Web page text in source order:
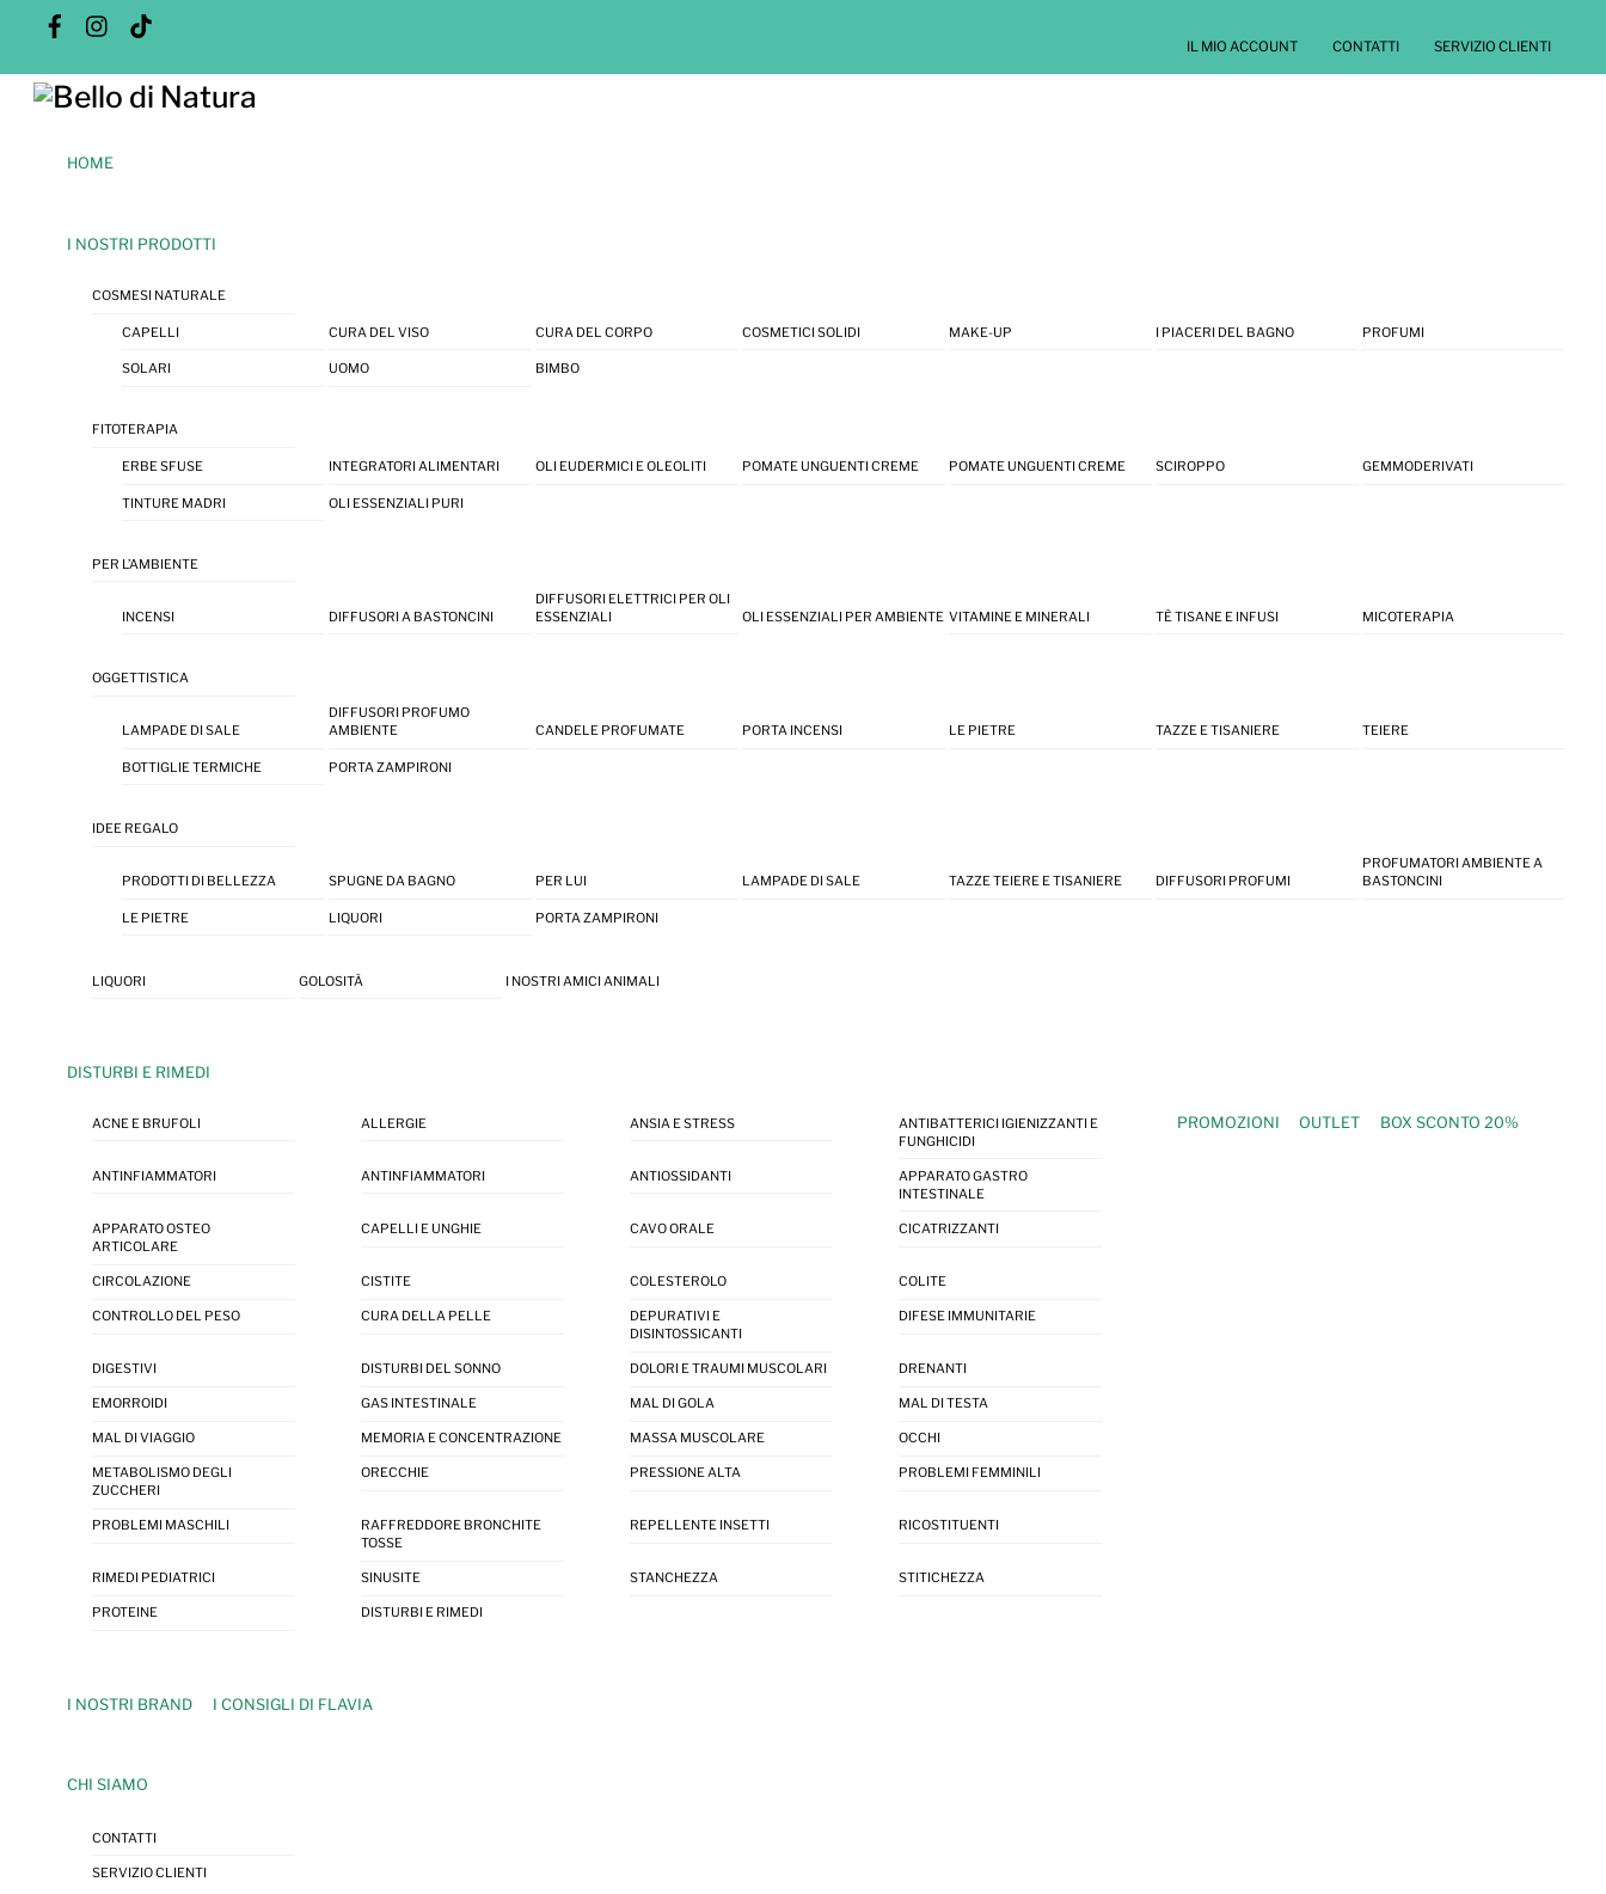
content
FacebookInstagram
IL MIO ACCOUNT CONTATTI SERVIZIO CLIENTI
Menu
HOME
I NOSTRI PRODOTTI
COSMESI NATURALE
CAPELLI CURA DEL VISO CURA DEL CORPO COSMETICI SOLIDI MAKE-UP I PIACERI DEL BAGNO PROFUMI
SOLARI UOMO BIMBO
FITOTERAPIA
ERBE SFUSE INTEGRATORI ALIMENTARI OLI EUDERMICI E OLEOLITI POMATE UNGUENTI CREME POMATE UNGUENTI CREME SCIROPPO GEMMODERIVATI
TINTURE MADRI OLI ESSENZIALI PURI
PER L’AMBIENTE
INCENSI DIFFUSORI A BASTONCINI
DIFFUSORI ELETTRICI PER OLI
ESSENZIALI
OLI ESSENZIALI PER AMBIENTE VITAMINE E MINERALI TÈ TISANE E INFUSI MICOTERAPIA
OGGETTISTICA
LAMPADE DI SALE
DIFFUSORI PROFUMO
AMBIENTE
CANDELE PROFUMATE PORTA INCENSI LE PIETRE TAZZE E TISANIERE TEIERE
BOTTIGLIE TERMICHE PORTA ZAMPIRONI
IDEE REGALO
PRODOTTI DI BELLEZZA SPUGNE DA BAGNO PER LUI LAMPADE DI SALE TAZZE TEIERE E TISANIERE DIFFUSORI PROFUMI
PROFUMATORI AMBIENTE A
BASTONCINI
LE PIETRE LIQUORI PORTA ZAMPIRONI
LIQUORI GOLOSITÀ I NOSTRI AMICI ANIMALI
DISTURBI E RIMEDI
ACNE E BRUFOLI ALLERGIE ANSIA E STRESS
ANTIBATTERICI IGIENIZZANTI E
FUNGHICIDI
ANTINFIAMMATORI ANTINFIAMMATORI ANTIOSSIDANTI
APPARATO GASTRO
INTESTINALE
APPARATO OSTEO
ARTICOLARE
CAPELLI E UNGHIE CAVO ORALE CICATRIZZANTI
CIRCOLAZIONE CISTITE COLESTEROLO COLITE
CONTROLLO DEL PESO CURA DELLA PELLE
DEPURATIVI E
DISINTOSSICANTI
DIFESE IMMUNITARIE
DIGESTIVI DISTURBI DEL SONNO DOLORI E TRAUMI MUSCOLARI DRENANTI
EMORROIDI GAS INTESTINALE MAL DI GOLA MAL DI TESTA
MAL DI VIAGGIO MEMORIA E CONCENTRAZIONE MASSA MUSCOLARE OCCHI
METABOLISMO DEGLI
ZUCCHERI
ORECCHIE PRESSIONE ALTA PROBLEMI FEMMINILI
PROBLEMI MASCHILI
RAFFREDDORE BRONCHITE
TOSSE
REPELLENTE INSETTI RICOSTITUENTI
RIMEDI PEDIATRICI SINUSITE STANCHEZZA STITICHEZZA
PROTEINE DISTURBI E RIMEDI
PROMOZIONI OUTLET BOX SCONTO 20%
I NOSTRI BRAND I CONSIGLI DI FLAVIA
CHI SIAMO
CONTATTI
SERVIZIO CLIENTI